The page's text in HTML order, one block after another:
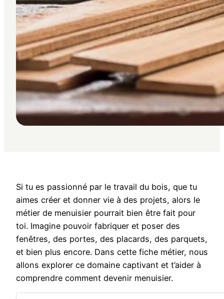
Si tu es passionné par le travail du bois, que tu
aimes créer et donner vie à des projets, alors le
métier de menuisier pourrait bien être fait pour
toi. Imagine pouvoir fabriquer et poser des
fenêtres, des portes, des placards, des parquets,
et bien plus encore. Dans cette fiche métier, nous
allons explorer ce domaine captivant et t’aider à
comprendre comment devenir menuisier.